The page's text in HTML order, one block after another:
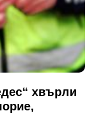
хвърли